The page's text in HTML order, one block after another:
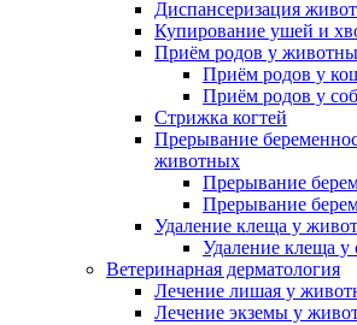
Диспансеризация
Купирование ушей и
Приём родов у
Приём родов у
Приём родов у
Стрижка когтей
Прерывание
животных
Прерывание
Прерывание
Удаление клеща у
Удаление клеща у
Ветеринарная дерматология
Лечение лишая у
Лечение экземы у